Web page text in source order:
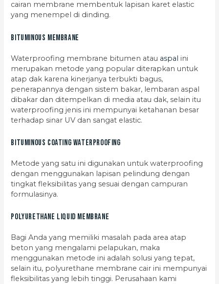
cairan membrane membentuk lapisan karet elastic
yang menempel di dinding.
Bituminous Membrane
Waterproofing membrane bitumen atau aspal ini
merupakan metode yang popular diterapkan untuk
atap dak karena kinerjanya terbukti bagus,
penerapannya dengan sistem bakar, lembaran aspal
dibakar dan ditempelkan di media atau dak, selain itu
waterproofing jenis ini mempunyai ketahanan besar
terhadap sinar UV dan sangat elastic.
Bituminous Coating Waterproofing
Metode yang satu ini digunakan untuk waterproofing
dengan menggunakan lapisan pelindung dengan
tingkat fleksibilitas yang sesuai dengan campuran
formulasinya.
Polyurethane Liquid Membrane
Bagi Anda yang memiliki masalah pada area atap
beton yang mengalami pelapukan, maka
menggunakan metode ini adalah solusi yang tepat,
selain itu, polyurethane membrane cair ini mempunyai
fleksibilitas yang lebih tinggi. Perusahaan kami